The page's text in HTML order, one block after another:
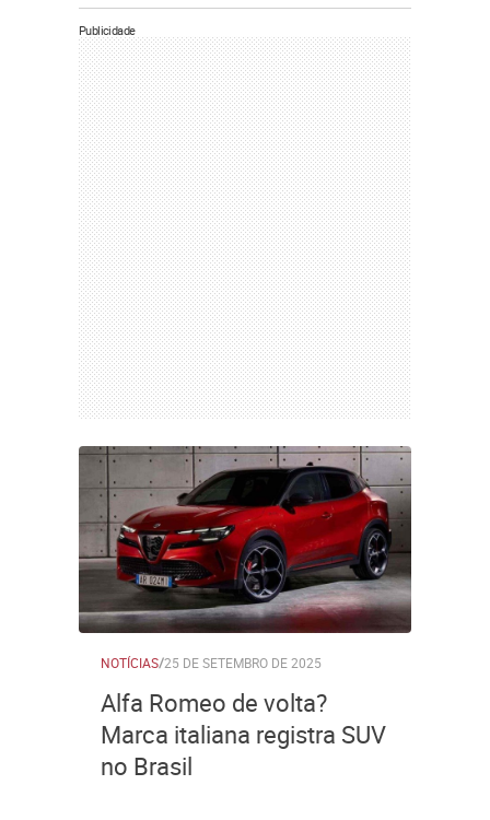
Publicidade
NOTÍCIAS/25 DE SETEMBRO DE 2025
Alfa Romeo de volta?
Marca italiana registra SUV
no Brasil